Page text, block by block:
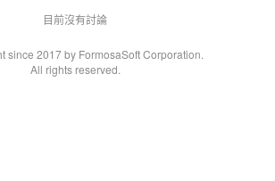
目前沒有討論
since 2017 by FormosaSoft Corporation.
All rights reserved.